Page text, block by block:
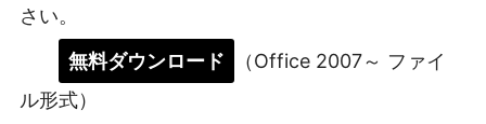
さい。
無料ダウンロード
（Office 2007～ ファイ
ル形式）